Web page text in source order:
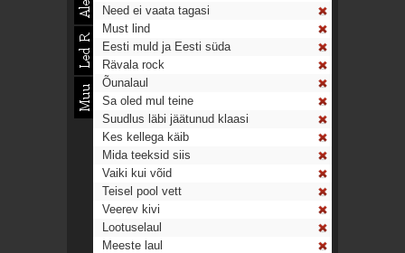
Need ei vaata tagasi
Must lind
Eesti muld ja Eesti süda
Rävala rock
Õunalaul
Sa oled mul teine
Suudlus läbi jäätunud klaasi
Kes kellega käib
Mida teeksid siis
Vaiki kui võid
Teisel pool vett
Veerev kivi
Lootuselaul
Meeste laul